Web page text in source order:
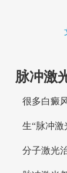
脉冲激
很多白癜
生“脉冲激
分子激光